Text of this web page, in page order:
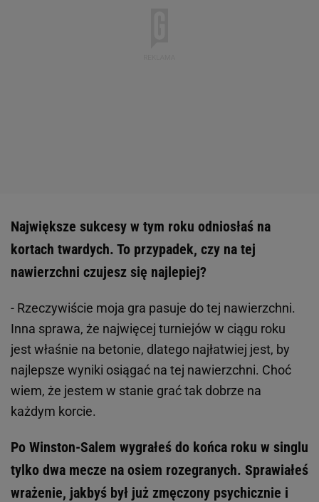
Największe sukcesy w tym roku odniosłaś na
kortach twardych. To przypadek, czy na tej
nawierzchni czujesz się najlepiej?
- Rzeczywiście moja gra pasuje do tej nawierzchni.
Inna sprawa, że najwięcej turniejów w ciągu roku
jest właśnie na betonie, dlatego najłatwiej jest, by
najlepsze wyniki osiągać na tej nawierzchni. Choć
wiem, że jestem w stanie grać tak dobrze na
każdym korcie.
Po Winston-Salem wygrałeś do końca roku w singlu
tylko dwa mecze na osiem rozegranych. Sprawiałeś
wrażenie, jakbyś był już zmęczony psychicznie i